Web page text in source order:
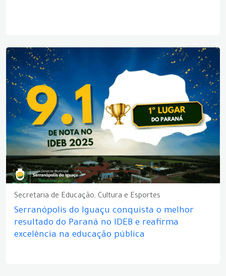
Secretaria de Educação, Cultura e Esportes
Serranópolis do Iguaçu conquista o melhor
resultado do Paraná no IDEB e reafirma
excelência na educação pública